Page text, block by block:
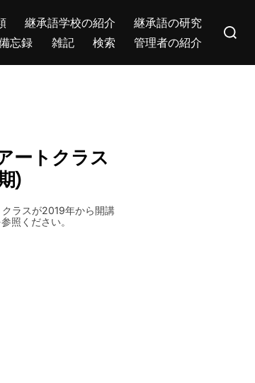
継承語学校の紹介
継承語の研究
忘録 雑記 検索 管理者の紹介
for:
ートクラス
)
ラスが2019年から開講
照ください。